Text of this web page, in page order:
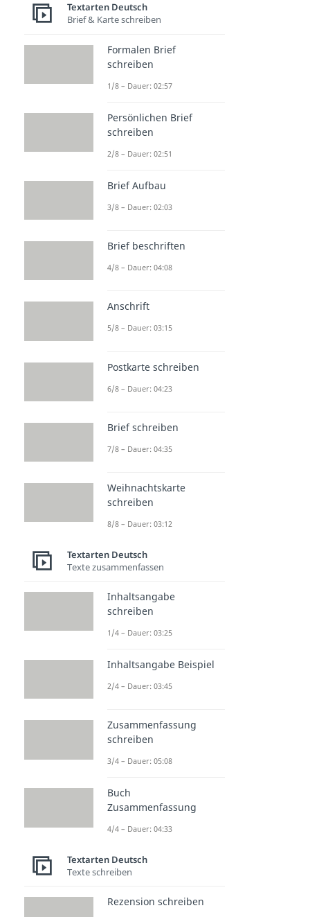
Textarten Deutsch
Brief & Karte schreiben
Formalen Brief
schreiben
1/8 – Dauer: 02:57
Persönlichen Brief
schreiben
2/8 – Dauer: 02:51
Brief Aufbau
3/8 – Dauer: 02:03
Brief beschriften
4/8 – Dauer: 04:08
Anschrift
5/8 – Dauer: 03:15
Postkarte schreiben
6/8 – Dauer: 04:23
Brief schreiben
7/8 – Dauer: 04:35
Weihnachtskarte
schreiben
8/8 – Dauer: 03:12
Textarten Deutsch
Texte zusammenfassen
Inhaltsangabe
schreiben
1/4 – Dauer: 03:25
Inhaltsangabe Beispiel
2/4 – Dauer: 03:45
Zusammenfassung
schreiben
3/4 – Dauer: 05:08
Buch
Zusammenfassung
4/4 – Dauer: 04:33
Textarten Deutsch
Texte schreiben
Rezension schreiben